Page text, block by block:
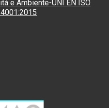
e Ambiente-UNI EN ISO